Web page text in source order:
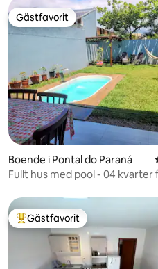
betyg, 34
Gästfavorit
Gästfavorit
Boende i Pontal do Paraná
Fullt hus med pool - 04 kvarter
Populär gästfavorit
Gästfavorit